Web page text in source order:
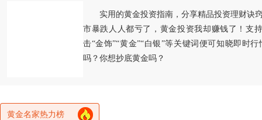
实用的黄金投资指南，分享精品投资理财诀
市暴跌人人都亏了，黄金投资我却赚钱了！支
击“金饰”“黄金”“白银”等关键词便可知晓即时
吗？你想抄底黄金吗？
黄金名家热力榜